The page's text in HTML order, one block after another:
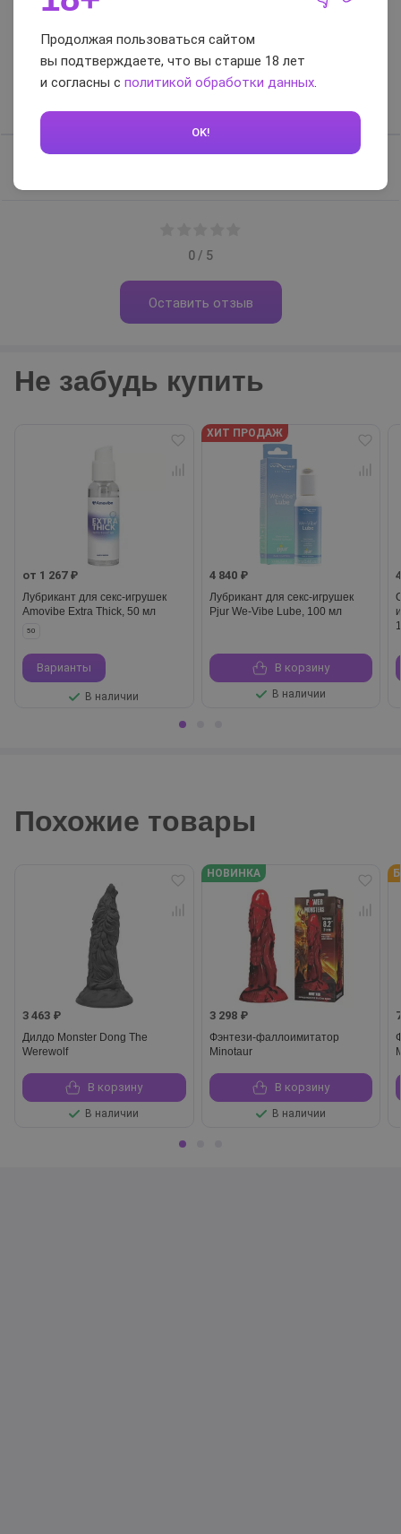
Отзывы и вопросы-
ответы
Отзывы Вопросы-ответы
0 / 5
Оставить отзыв
Не забудь купить
от 1 267 ₽
Лубрикант для секс-игрушек
Amovibe Extra Thick, 50 мл
50
Варианты
В наличии
ХИТ ПРОДАЖ
4 840 ₽
Лубрикант для секс-игрушек
Pjur We-Vibe Lube, 100 мл
В корзину
В наличии
Похожие товары
3 463 ₽
Дилдо Monster Dong The
Werewolf
В корзину
В наличии
НОВИНКА
3 298 ₽
Фэнтези-фаллоимитатор
Minotaur
В корзину
В наличии
Продолжая пользоваться сайтом
вы подтверждаете, что вы старше 18 лет
и согласны с политикой обработки данных
OK!